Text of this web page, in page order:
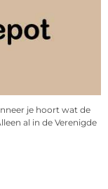
je hoort wat de
al in de Verenigde